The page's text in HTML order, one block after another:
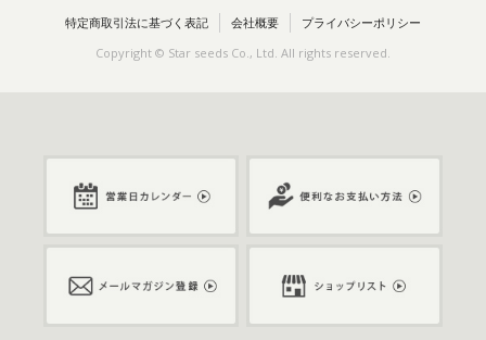
特定商取引法に基づく表記 会社概要 プライバシーポリシー
Copyright © Star seeds Co., Ltd. All rights reserved.